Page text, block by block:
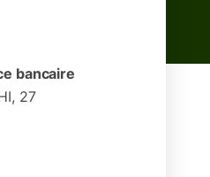
bancaire
27